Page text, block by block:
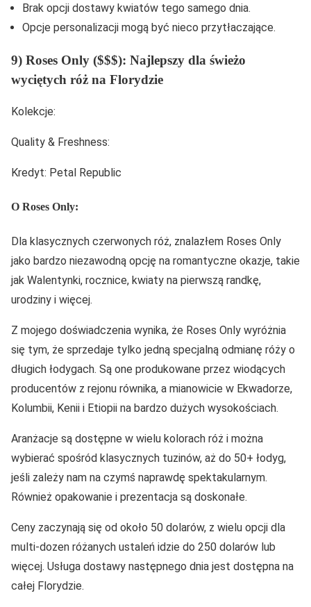
Brak opcji dostawy kwiatów tego samego dnia.
Opcje personalizacji mogą być nieco przytłaczające.
9) Roses Only ($$$): Najlepszy dla świeżo
wyciętych róż na Florydzie
Kolekcje:
Quality & Freshness:
Kredyt: Petal Republic
O Roses Only:
Dla klasycznych czerwonych róż, znalazłem Roses Only
jako bardzo niezawodną opcję na romantyczne okazje, takie
jak Walentynki, rocznice, kwiaty na pierwszą randkę,
urodziny i więcej.
Z mojego doświadczenia wynika, że Roses Only wyróżnia
się tym, że sprzedaje tylko jedną specjalną odmianę róży o
długich łodygach. Są one produkowane przez wiodących
producentów z rejonu równika, a mianowicie w Ekwadorze,
Kolumbii, Kenii i Etiopii na bardzo dużych wysokościach.
Aranżacje są dostępne w wielu kolorach róż i można
wybierać spośród klasycznych tuzinów, aż do 50+ łodyg,
jeśli zależy nam na czymś naprawdę spektakularnym.
Również opakowanie i prezentacja są doskonałe.
Ceny zaczynają się od około 50 dolarów, z wielu opcji dla
multi-dozen różanych ustaleń idzie do 250 dolarów lub
więcej. Usługa dostawy następnego dnia jest dostępna na
całej Florydzie.